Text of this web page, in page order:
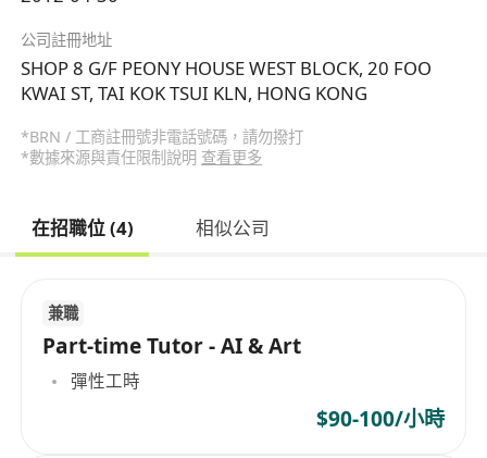
公司註冊地址
SHOP 8 G/F PEONY HOUSE WEST BLOCK, 20 FOO
KWAI ST, TAI KOK TSUI KLN, HONG KONG
*BRN / 工商註冊號非電話號碼，請勿撥打
*數據來源與責任限制說明 查看更多
在招職位 (4) 相似公司
兼職
Part-time Tutor - AI & Art
彈性工時
$90-100/小時